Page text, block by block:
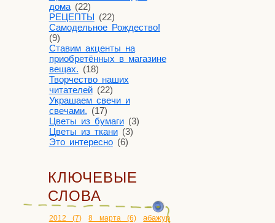
дома(22)
РЕЦЕПТЫ (22)
Самодельное Рождество!
(9)
Ставим акценты на
приобретённых в магазине
вещах. (18)
Творчество наших
читателей(22)
Украшаем свечи и
свечами. (17)
Цветы из бумаги(3)
Цветы из ткани(3)
Это интересно(6)
КЛЮЧЕВЫЕ
СЛОВА
2012 (7) 8 марта (6)
абажур